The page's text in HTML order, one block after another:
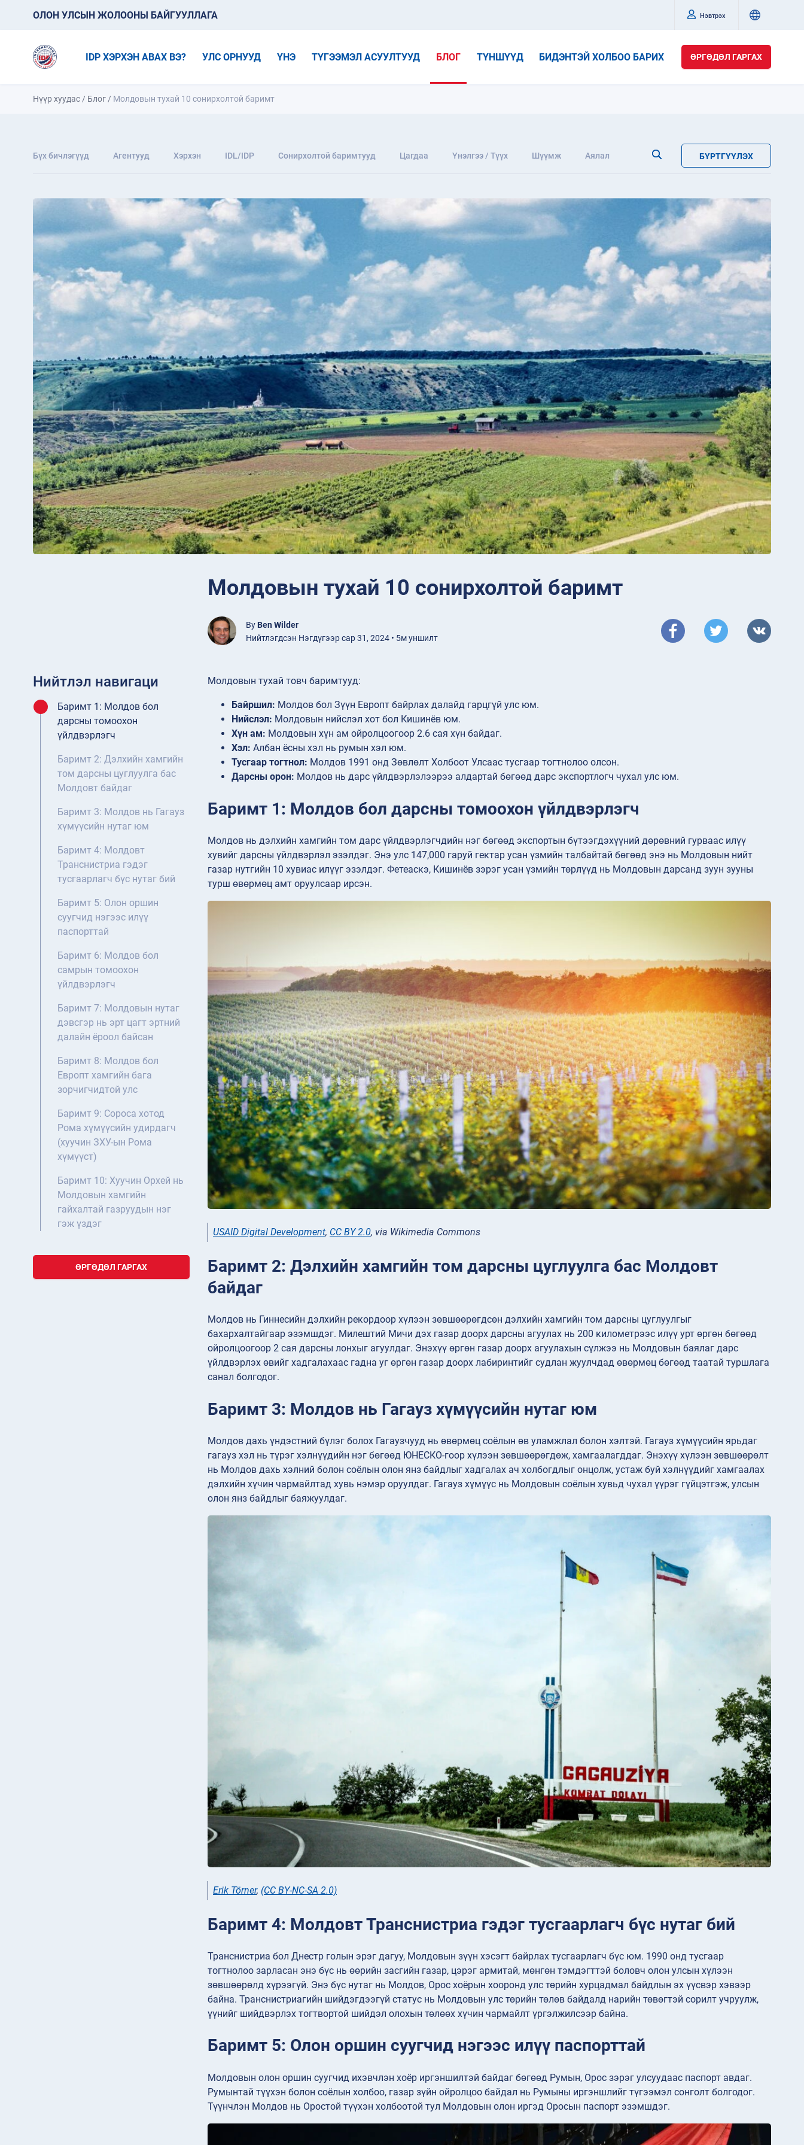
ОЛОН УЛСЫН ЖОЛООНЫ БАЙГУУЛЛАГА Нэвтрэх
IDP ХЭРХЭН АВАХ ВЭ? УЛС ОРНУУД ҮНЭ ТҮГЭЭМЭЛ АСУУЛТУУД БЛОГ ТҮНШҮҮД БИДЭНТЭЙ ХОЛБОО БАРИХ ӨРГӨДӨЛ ГАРГАХ
Нүүр хуудас / Блог / Молдовын тухай 10 сонирхолтой баримт
Бүх бичлэгүүд Агентууд Хэрхэн IDL/IDP Сонирхолтой баримтууд Цагдаа Үнэлгээ / Түүх Шүүмж Аялал БҮРТГҮҮЛЭХ
Молдовын тухай 10 сонирхолтой баримт
By Ben Wilder
Нийтлэгдсэн Нэгдүгээр сар 31, 2024 • 5м уншилт
Нийтлэл навигаци
Баримт 1: Молдов бол
дарсны томоохон
үйлдвэрлэгч
Баримт 2: Дэлхийн хамгийн
том дарсны цуглуулга бас
Молдовт байдаг
Баримт 3: Молдов нь Гагауз
хүмүүсийн нутаг юм
Баримт 4: Молдовт
Транснистриа гэдэг
тусгаарлагч бүс нутаг бий
Баримт 5: Олон оршин
суугчид нэгээс илүү
паспорттай
Баримт 6: Молдов бол
самрын томоохон
үйлдвэрлэгч
Баримт 7: Молдовын нутаг
дэвсгэр нь эрт цагт эртний
далайн ёроол байсан
Баримт 8: Молдов бол
Европт хамгийн бага
зорчигчидтой улс
Баримт 9: Сороса хотод
Рома хүмүүсийн удирдагч
(хуучин ЗХУ-ын Рома
хүмүүст)
Баримт 10: Хуучин Орхей нь
Молдовын хамгийн
гайхалтай газруудын нэг
гэж үздэг
ӨРГӨДӨЛ ГАРГАХ
Молдовын тухай товч баримтууд:
Байршил: Молдов бол Зүүн Европт байрлах далайд гарцгүй улс юм.
Нийслэл: Молдовын нийслэл хот бол Кишинёв юм.
Хүн ам: Молдовын хүн ам ойролцоогоор 2.6 сая хүн байдаг.
Хэл: Албан ёсны хэл нь румын хэл юм.
Тусгаар тогтнол: Молдов 1991 онд Зөвлөлт Холбоот Улсаас тусгаар тогтнолоо олсон.
Дарсны орон: Молдов нь дарс үйлдвэрлэлээрээ алдартай бөгөөд дарс экспортлогч чухал улс юм.
Баримт 1: Молдов бол дарсны томоохон үйлдвэрлэгч
Молдов нь дэлхийн хамгийн том дарс үйлдвэрлэгчдийн нэг бөгөөд экспортын бүтээгдэхүүний дөрөвний гурваас илүү
хувийг дарсны үйлдвэрлэл эзэлдэг. Энэ улс 147,000 гаруй гектар усан үзмийн талбайтай бөгөөд энэ нь Молдовын нийт
газар нутгийн 10 хувиас илүүг эзэлдэг. Фетеаскэ, Кишинёв зэрэг усан үзмийн төрлүүд нь Молдовын дарсанд зуун зууны
турш өвөрмөц амт оруулсаар ирсэн.
USAID Digital Development, CC BY 2.0, via Wikimedia Commons
Баримт 2: Дэлхийн хамгийн том дарсны цуглуулга бас Молдовт
байдаг
Молдов нь Гиннесийн дэлхийн рекордоор хүлээн зөвшөөрөгдсөн дэлхийн хамгийн том дарсны цуглуулгыг
бахархалтайгаар эзэмшдэг. Милештий Мичи дэх газар доорх дарсны агуулах нь 200 километрээс илүү урт өргөн бөгөөд
ойролцоогоор 2 сая дарсны лонхыг агуулдаг. Энэхүү өргөн газар доорх агуулахын сүлжээ нь Молдовын баялаг дарс
үйлдвэрлэх өвийг хадгалахаас гадна уг өргөн газар доорх лабиринтийг судлан жуулчдад өвөрмөц бөгөөд таатай туршлага
санал болгодог.
Баримт 3: Молдов нь Гагауз хүмүүсийн нутаг юм
Молдов дахь үндэстний бүлэг болох Гагаузчууд нь өвөрмөц соёлын өв уламжлал болон хэлтэй. Гагауз хүмүүсийн ярьдаг
гагауз хэл нь түрэг хэлнүүдийн нэг бөгөөд ЮНЕСКО-гоор хүлээн зөвшөөрөгдөж, хамгаалагддаг. Энэхүү хүлээн зөвшөөрөлт
нь Молдов дахь хэлний болон соёлын олон янз байдлыг хадгалах ач холбогдлыг онцолж, устаж буй хэлнүүдийг хамгаалах
дэлхийн хүчин чармайлтад хувь нэмэр оруулдаг. Гагауз хүмүүс нь Молдовын соёлын хувьд чухал үүрэг гүйцэтгэж, улсын
олон янз байдлыг баяжуулдаг.
Erik Törner, (CC BY-NC-SA 2.0)
Баримт 4: Молдовт Транснистриа гэдэг тусгаарлагч бүс нутаг бий
Транснистриа бол Днестр голын эрэг дагуу, Молдовын зүүн хэсэгт байрлах тусгаарлагч бүс юм. 1990 онд тусгаар
тогтнолоо зарласан энэ бүс нь өөрийн засгийн газар, цэрэг армитай, мөнгөн тэмдэгттэй боловч олон улсын хүлээн
зөвшөөрөлд хүрээгүй. Энэ бүс нутаг нь Молдов, Орос хоёрын хооронд улс төрийн хурцадмал байдлын эх үүсвэр хэвээр
байна. Транснистриагийн шийдэгдээгүй статус нь Молдовын улс төрийн төлөв байдалд нарийн төвөгтэй сорилт учруулж,
үүнийг шийдвэрлэх тогтвортой шийдэл олохын төлөөх хүчин чармайлт үргэлжилсээр байна.
Баримт 5: Олон оршин суугчид нэгээс илүү паспорттай
Молдовын олон оршин суугчид ихэвчлэн хоёр иргэншилтэй байдаг бөгөөд Румын, Орос зэрэг улсуудаас паспорт авдаг.
Румынтай түүхэн болон соёлын холбоо, газар зүйн ойролцоо байдал нь Румыны иргэншлийг түгээмэл сонголт болгодог.
Түүнчлэн Молдов нь Оростой түүхэн холбоотой тул Молдовын олон иргэд Оросын паспорт эзэмшдэг.